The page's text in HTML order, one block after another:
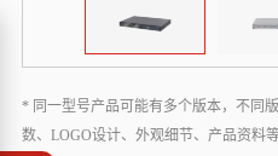
* 同一型号产品可能有多个版本，不同
数、LOGO设计、外观细节、产品资料